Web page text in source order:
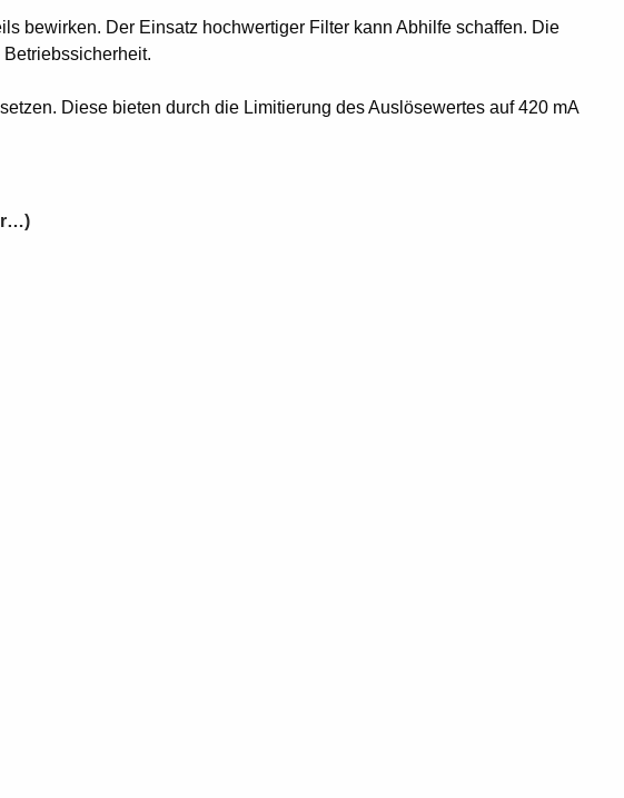
bewirken. Der Einsatz hochwertiger Filter kann Abhilfe schaffen. Die
Diese bieten durch die Limitierung des Auslösewertes auf 420 mA